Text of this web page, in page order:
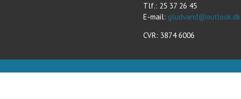
Tlf.: 25 37 26 45
E-mail: gludvand@outlook.dk
CVR: 3874 6006